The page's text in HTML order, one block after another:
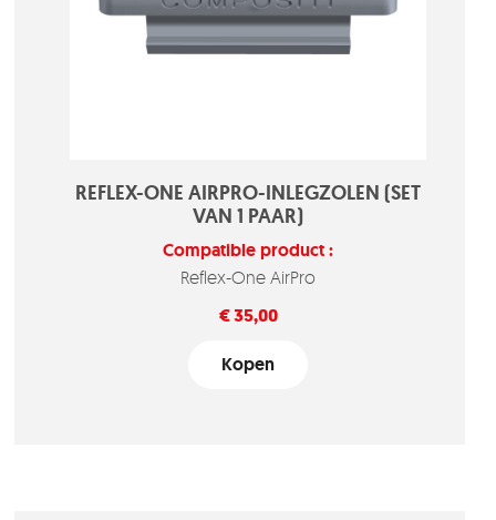
REFLEX-ONE AIRPRO-INLEGZOLEN (SET
VAN 1 PAAR)
Compatible product :
Reflex-One AirPro
Prijs
€ 35,00
Kopen